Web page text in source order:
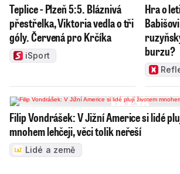
Teplice - Plzeň 5:5. Bláznivá
přestřelka, Viktoria vedla o tři
góly. Červená pro Krčíka
iSport
Hra o
burzu?
Filip Vondrášek: V Jižní Americe si lidé
mnohem lehčeji, věci tolik neřeší
Lidé a země